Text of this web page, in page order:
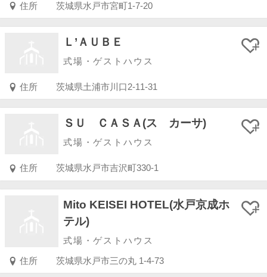
住所
茨城県水戸市宮町1-7-20
Ｌ’ＡＵＢＥ
式場・ゲストハウス
住所 茨城県土浦市川口2-11-31
ＳＵ ＣＡＳＡ(ス カーサ)
式場・ゲストハウス
住所 茨城県水戸市吉沢町330-1
Mito KEISEI HOTEL(水戸京成ホ
テル)
式場・ゲストハウス
住所 茨城県水戸市三の丸 1-4-73